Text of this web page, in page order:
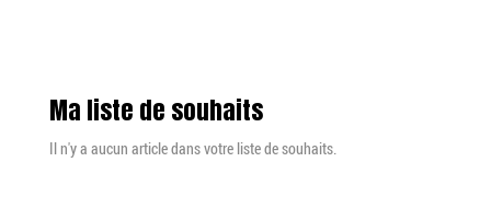
Ma liste de souhaits
Il n'y a aucun article dans votre liste de souhaits.